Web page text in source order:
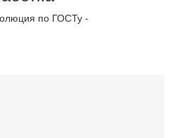
по ГОСТу -